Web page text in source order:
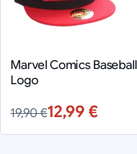
Marvel Comics
Logo
19,90 €12,99 €